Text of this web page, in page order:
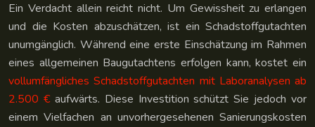
Ein Verdacht allein reicht nicht. Um Gewissheit zu erlangen
und die Kosten abzuschätzen, ist ein Schadstoffgutachten
unumgänglich. Während eine erste Einschätzung im Rahmen
eines allgemeinen Baugutachtens erfolgen kann, kostet ein
vollumfängliches Schadstoffgutachten mit Laboranalysen ab
2.500 €aufwärts. Diese Investition schützt Sie jedoch vor
einem Vielfachen an unvorhergesehenen Sanierungskosten